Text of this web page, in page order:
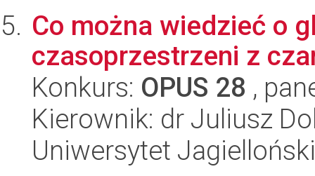
Co można wiedzieć o
czasoprzestrzeni z
Konkurs: OPUS 28 ,
Kierownik: dr Juliusz
Uniwersytet Jagielloński